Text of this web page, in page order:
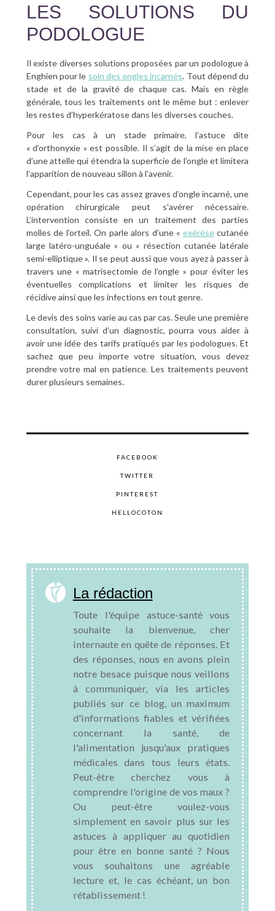
LES SOLUTIONS DU
PODOLOGUE
Il existe diverses solutions proposées par un podologue à
Enghien pour le soin des ongles incarnés. Tout dépend du
stade et de la gravité de chaque cas. Mais en règle
générale, tous les traitements ont le même but : enlever
les restes d’hyperkératose dans les diverses couches.
Pour les cas à un stade primaire, l’astuce dite
« d’orthonyxie » est possible. Il s’agit de la mise en place
d’une attelle qui étendra la superficie de l’ongle et limitera
l’apparition de nouveau sillon à l’avenir.
Cependant, pour les cas assez graves d’ongle incarné, une
opération chirurgicale peut s’avérer nécessaire.
L’intervention consiste en un traitement des parties
molles de l’orteil. On parle alors d’une « exérèsecutanée
large latéro-unguéale » ou « résection cutanée latérale
semi-elliptique ». Il se peut aussi que vous ayez à passer à
travers une « matrisectomie de l’ongle » pour éviter les
éventuelles complications et limiter les risques de
récidive ainsi que les infections en tout genre.
Le devis des soins varie au cas par cas. Seule une première
consultation, suivi d’un diagnostic, pourra vous aider à
avoir une idée des tarifs pratiqués par les podologues. Et
sachez que peu importe votre situation, vous devez
prendre votre mal en patience. Les traitements peuvent
durer plusieurs semaines.
FACEBOOK
TWITTER
PINTEREST
HELLOCOTON
La rédaction
Toute l'équipe astuce-santé vous
souhaite la bienvenue, cher
internaute en quête de réponses. Et
des réponses, nous en avons plein
notre besace puisque nous veillons
à communiquer, via les articles
publiés sur ce blog, un maximum
d'informations fiables et vérifiées
concernant la santé, de
l'alimentation jusqu'aux pratiques
médicales dans tous leurs états.
Peut-être cherchez vous à
comprendre l'origine de vos maux ?
Ou peut-être voulez-vous
simplement en savoir plus sur les
astuces à appliquer au quotidien
pour être en bonne santé ? Nous
vous souhaitons une agréable
lecture et, le cas échéant, un bon
rétablissement !